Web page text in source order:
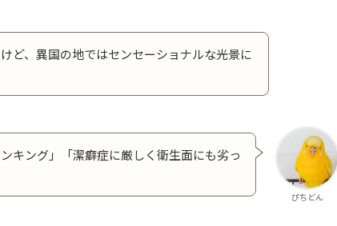
ど、異国の地ではセンセーショナルな光景に
ぴちどん
キング」「潔癖症に厳しく衛生面にも劣っ